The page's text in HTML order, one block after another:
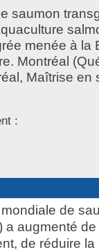
saumon
menée à la
Montréal
Maîtrise en
:
de
augmenté
de réduire